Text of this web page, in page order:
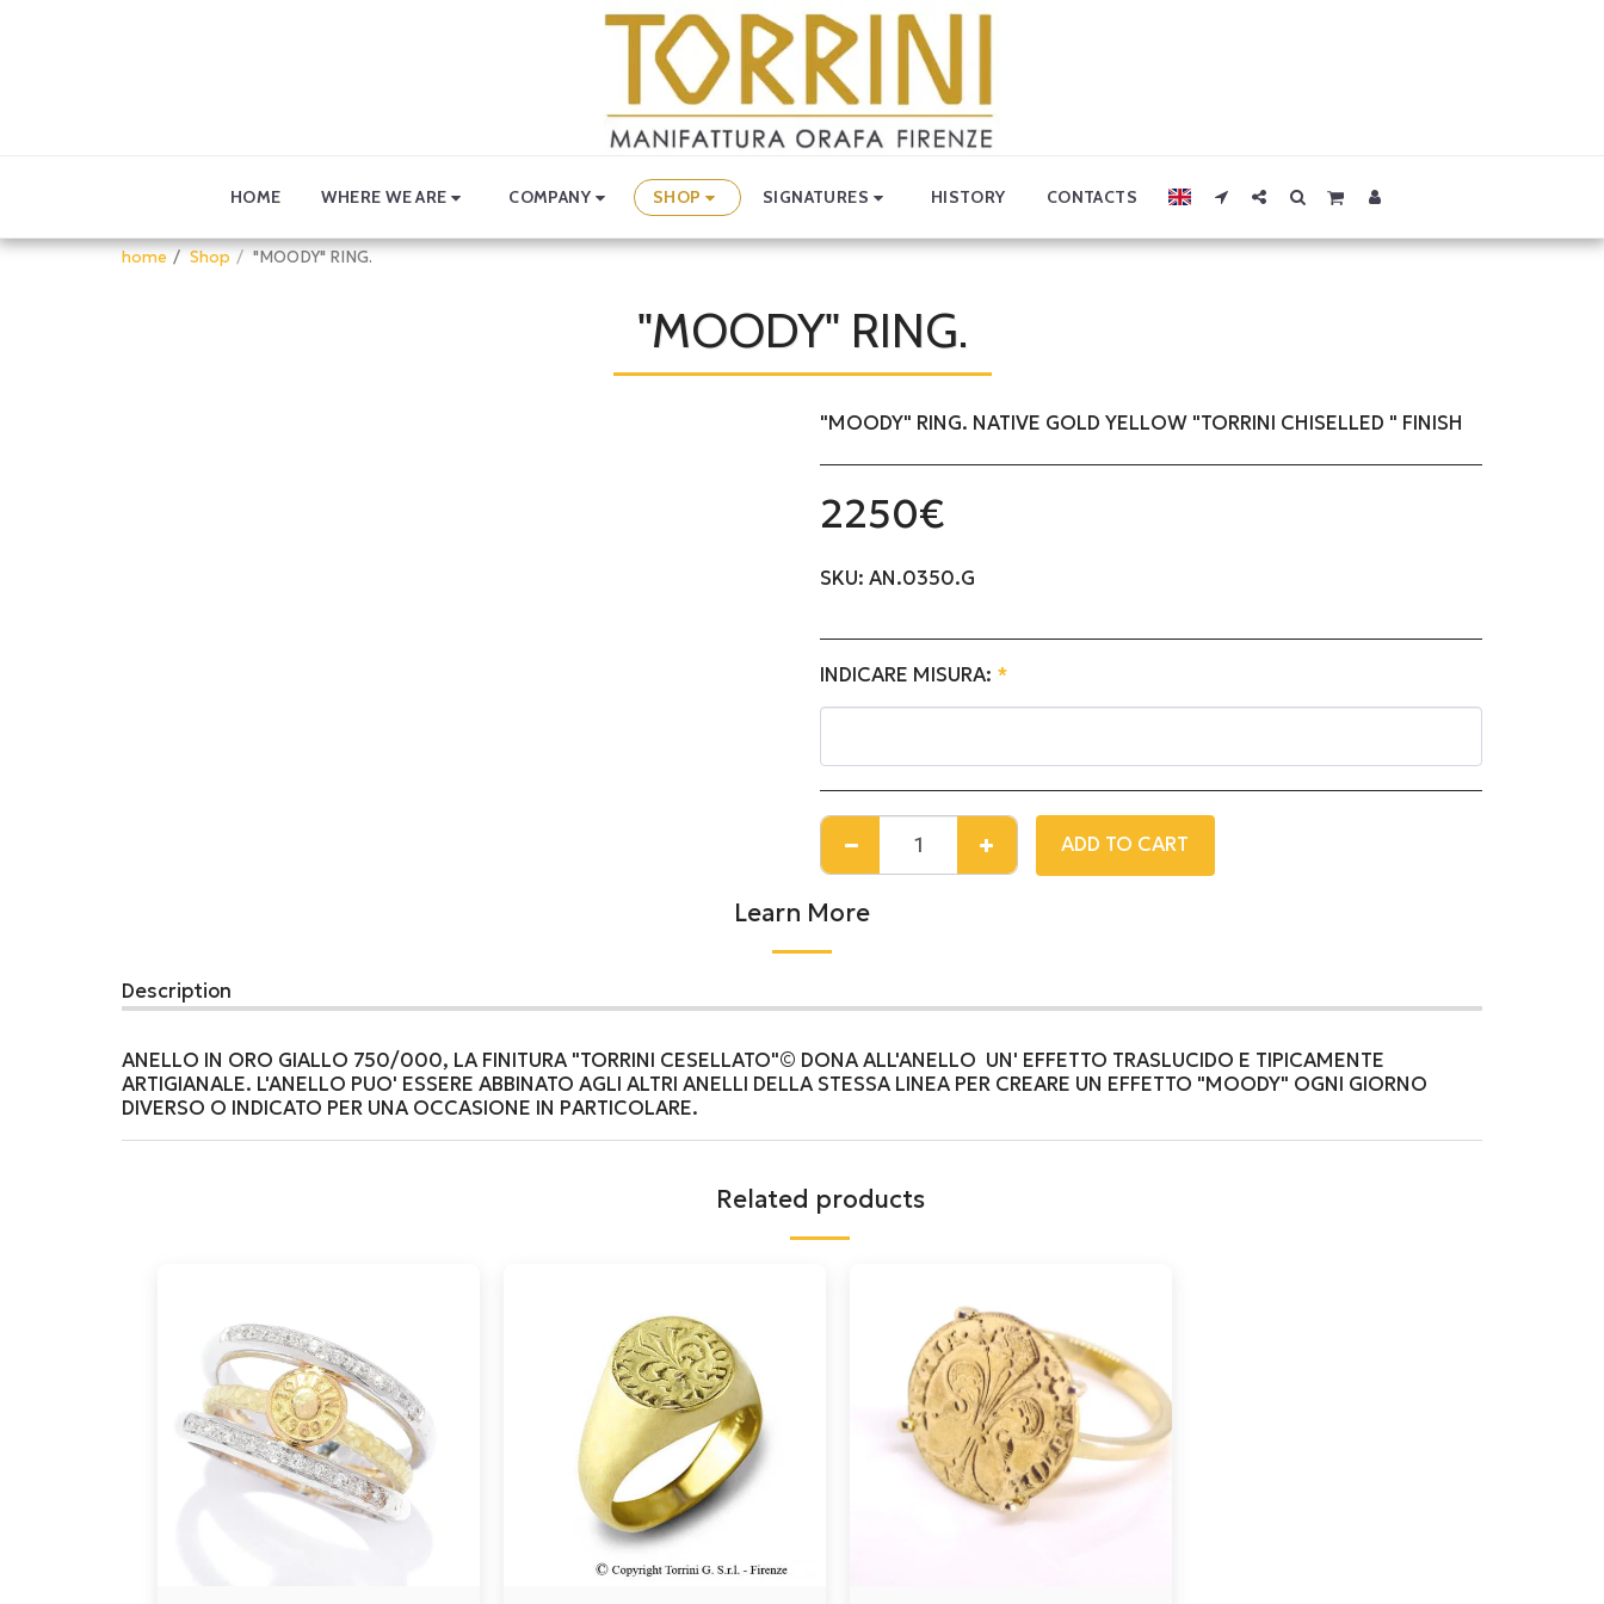
HOME WHERE WE ARE COMPANY SHOP SIGNATURES HISTORY CONTACTS
home Shop "MOODY" RING.
"MOODY" RING.
"MOODY" RING. NATIVE GOLD YELLOW "TORRINI CHISELLED " FINISH
2250€
SKU: AN.0350.G
INDICARE MISURA: *
ADD TO CART
Learn More
Description
ANELLO IN ORO GIALLO 750/000, LA FINITURA "TORRINI CESELLATO"© DONA ALL'ANELLO UN' EFFETTO TRASLUCIDO E TIPICAMENTE
ARTIGIANALE. L'ANELLO PUO' ESSERE ABBINATO AGLI ALTRI ANELLI DELLA STESSA LINEA PER CREARE UN EFFETTO "MOODY" OGNI GIORNO
DIVERSO O INDICATO PER UNA OCCASIONE IN PARTICOLARE.
Related products